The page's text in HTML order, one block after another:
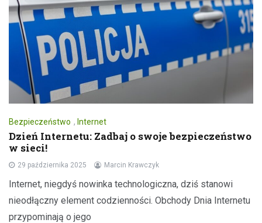
Bezpieczeństwo , Internet
Dzień Internetu: Zadbaj o swoje bezpieczeństwo
w sieci!
29 października 2025 Marcin Krawczyk
Internet, niegdyś nowinka technologiczna, dziś stanowi
nieodłączny element codzienności. Obchody Dnia Internetu
przypominają o jego